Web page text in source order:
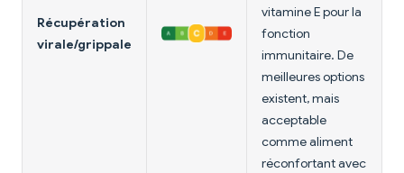
Récupération
virale/grippale
vitamine E pour la
fonction
immunitaire. De
meilleures options
existent, mais
acceptable
comme aliment
réconfortant avec